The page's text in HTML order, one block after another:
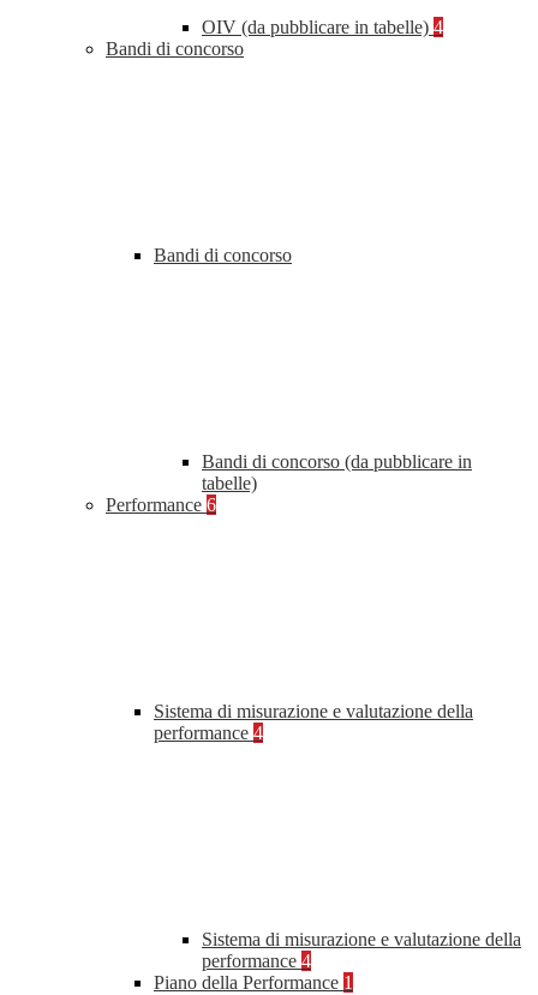
OIV (da pubblicare in tabelle) 4
Bandi di concorso
Bandi di concorso
Bandi di concorso (da pubblicare in
tabelle)
Performance 6
Sistema di misurazione e valutazione della
performance 4
Sistema di misurazione e valutazione della
performance 4
Piano della Performance 1